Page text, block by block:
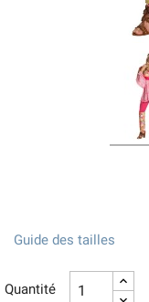
Guide des tailles
Quantité